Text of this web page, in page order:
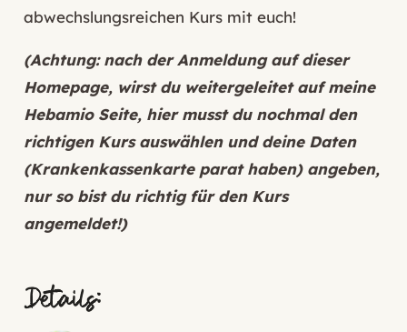
abwechslungsreichen Kurs mit euch!
(Achtung: nach der Anmeldung auf dieser
Homepage, wirst du weitergeleitet auf meine
Hebamio Seite, hier musst du nochmal den
richtigen Kurs auswählen und deine Daten
(Krankenkassenkarte parat haben) angeben,
nur so bist du richtig für den Kurs
angemeldet!)
Details: